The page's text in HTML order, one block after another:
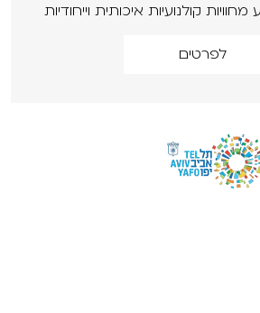
קולנועיות איכותית וייחודיות
לפרטים